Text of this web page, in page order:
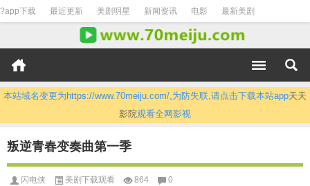
?app下载 最近更新 美剧明星 新闻资讯 电影 最新美剧
本站域名变更为https://www.70meiju.com/,为防失联,请点击下载本站app天天
影院观看全网影视
叛逆青春变奏曲第一季
闪电侠 美剧下载观看 864 0